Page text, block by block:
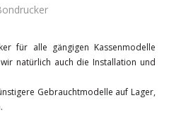
für alle gängigen Kassenmodelle
natürlich auch die Installation und
Gebrauchtmodelle auf Lager,